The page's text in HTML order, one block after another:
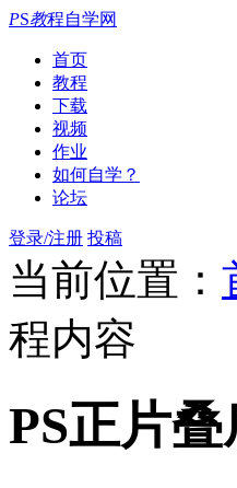
PS教程自学网
首页
教程
下载
视频
作业
如何自学？
论坛
登录/注册 投稿
当前位置：
程内容
PS正片